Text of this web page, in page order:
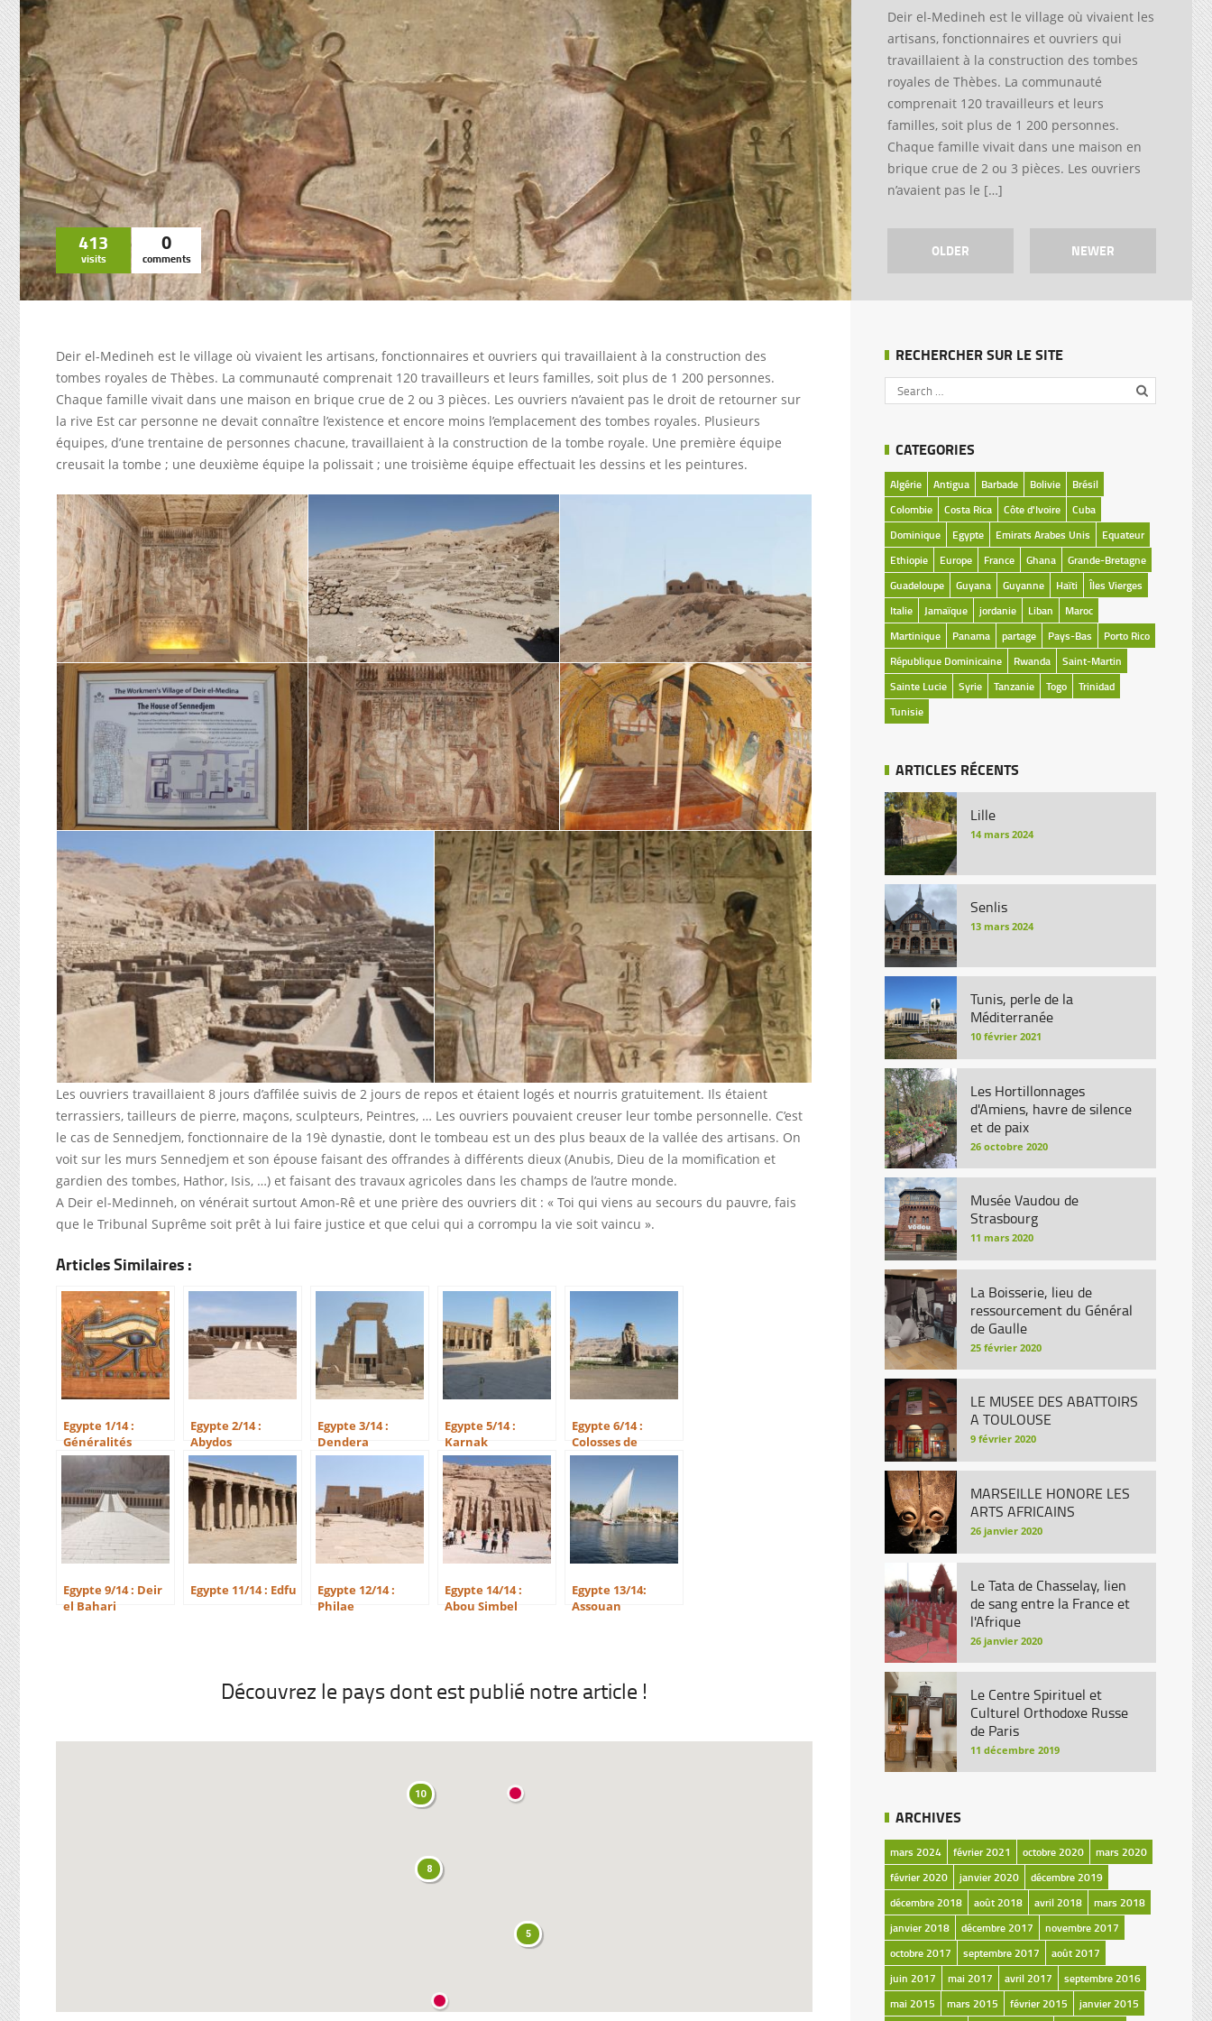
413
visits
0
comments
Deir el-Medineh est le village où vivaient les
artisans, fonctionnaires et ouvriers qui
travaillaient à la construction des tombes
royales de Thèbes. La communauté
comprenait 120 travailleurs et leurs
familles, soit plus de 1 200 personnes.
Chaque famille vivait dans une maison en
brique crue de 2 ou 3 pièces. Les ouvriers
n’avaient pas le […]
OLDER NEWER
Deir el-Medineh est le village où vivaient les artisans, fonctionnaires et ouvriers qui travaillaient à la construction des
tombes royales de Thèbes. La communauté comprenait 120 travailleurs et leurs familles, soit plus de 1 200 personnes.
Chaque famille vivait dans une maison en brique crue de 2 ou 3 pièces. Les ouvriers n’avaient pas le droit de retourner sur
la rive Est car personne ne devait connaître l’existence et encore moins l’emplacement des tombes royales. Plusieurs
équipes, d’une trentaine de personnes chacune, travaillaient à la construction de la tombe royale. Une première équipe
creusait la tombe ; une deuxième équipe la polissait ; une troisième équipe effectuait les dessins et les peintures.
Les ouvriers travaillaient 8 jours d’affilée suivis de 2 jours de repos et étaient logés et nourris gratuitement. Ils étaient
terrassiers, tailleurs de pierre, maçons, sculpteurs, Peintres, … Les ouvriers pouvaient creuser leur tombe personnelle. C’est
le cas de Sennedjem, fonctionnaire de la 19è dynastie, dont le tombeau est un des plus beaux de la vallée des artisans. On
voit sur les murs Sennedjem et son épouse faisant des offrandes à différents dieux (Anubis, Dieu de la momification et
gardien des tombes, Hathor, Isis, …) et faisant des travaux agricoles dans les champs de l’autre monde.
A Deir el-Medinneh, on vénérait surtout Amon-Rê et une prière des ouvriers dit : « Toi qui viens au secours du pauvre, fais
que le Tribunal Suprême soit prêt à lui faire justice et que celui qui a corrompu la vie soit vaincu ».
Articles Similaires :
Egypte 1/14 :
Généralités
Egypte 2/14 :
Abydos
Egypte 3/14 :
Dendera
Egypte 5/14 :
Karnak
Egypte 6/14 :
Colosses de
Mennon
Egypte 9/14 : Deir
el Bahari
Egypte 11/14 : Edfu
Egypte 12/14 :
Philae
Egypte 14/14 :
Abou Simbel
Egypte 13/14:
Assouan
Découvrez le pays dont est publié notre article !
10
8
5
RECHERCHER SUR LE SITE
CATEGORIES
Algérie Antigua Barbade Bolivie
Brésil
Colombie
Costa Rica Côte d'Ivoire
Cuba
Dominique
Egypte Emirats Arabes Unis
Equateur
Ethiopie
Europe France Ghana
Grande-Bretagne
Guadeloupe
Guyana Guyanne Haïti
Îles Vierges
Italie
Jamaïque jordanie Liban
Maroc
Martinique
Panama partage Pays-Bas
Porto Rico
République Dominicaine
Rwanda
Saint-Martin
Sainte Lucie
Syrie Tanzanie Togo
Trinidad
Tunisie
ARTICLES RÉCENTS
Lille
14 mars 2024
Senlis
13 mars 2024
Tunis, perle de la
Méditerranée
10 février 2021
Les Hortillonnages
d'Amiens, havre de silence
et de paix
26 octobre 2020
Musée Vaudou de
Strasbourg
11 mars 2020
La Boisserie, lieu de
ressourcement du Général
de Gaulle
25 février 2020
LE MUSEE DES ABATTOIRS
A TOULOUSE
9 février 2020
MARSEILLE HONORE LES
ARTS AFRICAINS
26 janvier 2020
Le Tata de Chasselay, lien
de sang entre la France et
l'Afrique
26 janvier 2020
Le Centre Spirituel et
Culturel Orthodoxe Russe
de Paris
11 décembre 2019
ARCHIVES
mars 2024 février 2021 octobre 2020
mars 2020
février 2020
janvier 2020
décembre 2019
décembre 2018
août 2018 avril 2018
mars 2018
janvier 2018
décembre 2017
novembre 2017
octobre 2017
septembre 2017
août 2017
juin 2017
mai 2017 avril 2017
septembre 2016
mai 2015
mars 2015 février 2015 janvier 2015